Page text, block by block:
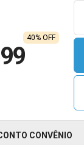
40% OFF
CONVÊNIO